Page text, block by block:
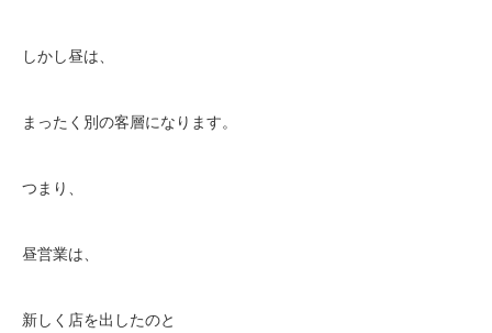
しかし昼は、
まったく別の客層になります。
つまり、
昼営業は、
新しく店を出したのと